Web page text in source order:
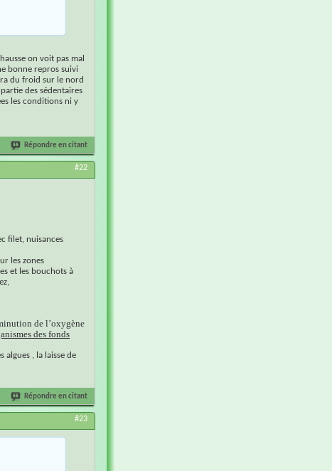
on voit pas mal
bonne repros suivi
du froid sur le nord
des sédentaires
les conditions ni y
Répondre en citant
#22
filet, nuisances
les zones
et les bouchots à
de l’oxygène
des fonds
algues , la laisse de
Répondre en citant
#23